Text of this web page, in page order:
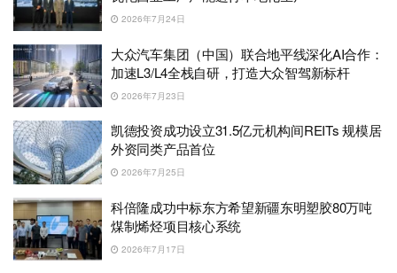
2026年7月24日
大众汽车集团（中国）联合地平线深化AI合作：
加速L3/L4全栈自研，打造大众智驾新标杆
2026年7月23日
凯德投资成功设立31.5亿元机构间REITs 规模居
外资同类产品首位
2026年7月25日
科倍隆成功中标东方希望新疆东明塑胶80万吨
煤制烯烃项目核心系统
2026年7月17日